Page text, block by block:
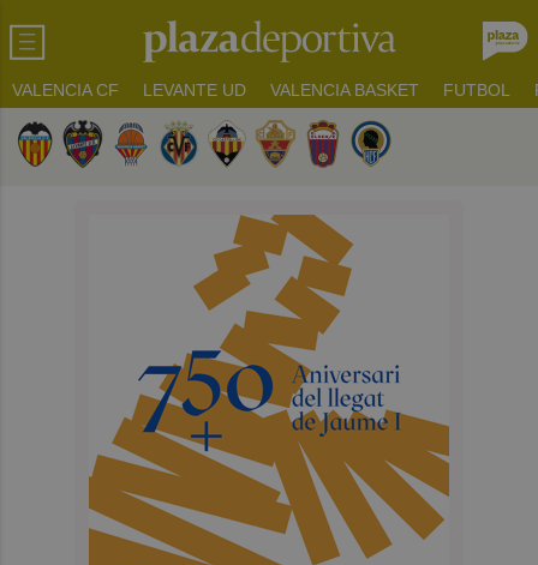
VALENCIA CF LEVANTE UD VALENCIA BASKET FUTBOL